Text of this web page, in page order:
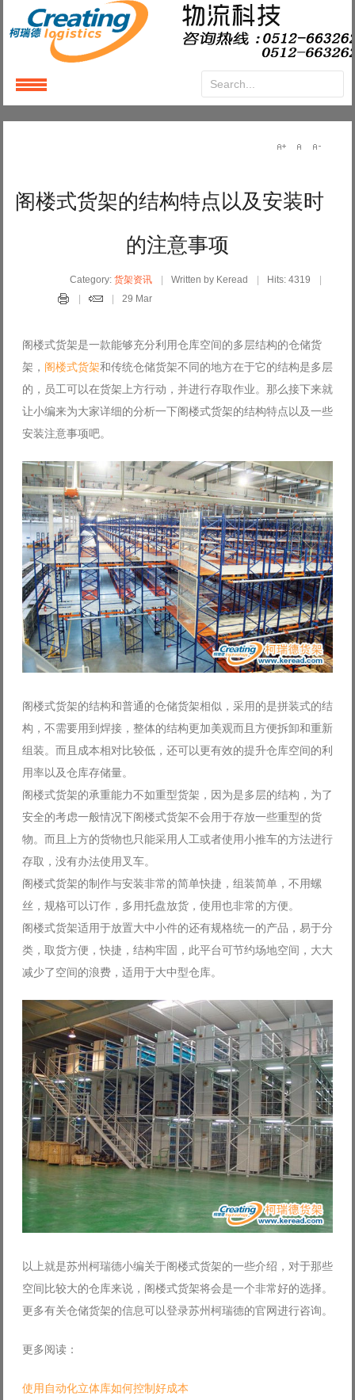
阁楼式货架的结构特点以及安装时
的注意事项
Category:货架资讯 Written by Keread
Hits: 4319
29 Mar
阁楼式货架是一款能够充分利用仓库空间的多层结构的仓储货
架， 阁楼式货架和传统仓储货架不同的地方在于它的结构是多层
的，员工可以在货架上方行动，并进行存取作业。那么接下来就
让小编来为大家详细的分析一下阁楼式货架的结构特点以及一些
安装注意事项吧。
阁楼式货架的结构和普通的仓储货架相似，采用的是拼装式的结
构，不需要用到焊接，整体的结构更加美观而且方便拆卸和重新
组装。而且成本相对比较低，还可以更有效的提升仓库空间的利
用率以及仓库存储量。
阁楼式货架的承重能力不如重型货架，因为是多层的结构，为了
安全的考虑一般情况下阁楼式货架不会用于存放一些重型的货
物。而且上方的货物也只能采用人工或者使用小推车的方法进行
存取，没有办法使用叉车。
阁楼式货架的制作与安装非常的简单快捷，组装简单，不用螺
丝，规格可以订作，多用托盘放货，使用也非常的方便。
阁楼式货架适用于放置大中小件的还有规格统一的产品，易于分
类，取货方便，快捷，结构牢固，此平台可节约场地空间，大大
减少了空间的浪费，适用于大中型仓库。
以上就是苏州柯瑞德小编关于阁楼式货架的一些介绍，对于那些
空间比较大的仓库来说，阁楼式货架将会是一个非常好的选择。
更多有关仓储货架的信息可以登录苏州柯瑞德的官网进行咨询。
更多阅读：
使用自动化立体库如何控制好成本
LoginorRegister
Remember Me
Log in with Facebook
Forgot your password?
Forgot your username?